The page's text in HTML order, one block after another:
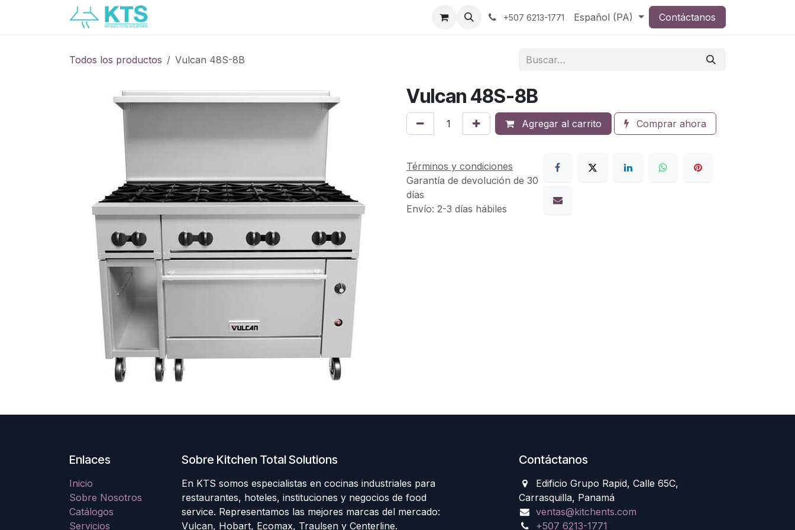
+507 6213-1771 Español (PA) Contáctanos
Todos los productos Vulcan 48S-8B
Vulcan 48S-8B
Agregar al carrito Comprar ahora
Términos y condiciones
Garantía de devolución de 30
días
Envío: 2-3 días hábiles
Enlaces
Inicio
Sobre Nosotros
Catálogos
Servicios
Sobre Kitchen Total Solutions
En KTS somos especialistas en cocinas industriales para
restaurantes, hoteles, instituciones y negocios de food
service. Representamos las mejores marcas del mercado:
Vulcan, Hobart, Ecomax, Traulsen y Centerline.
Contáctanos
Edificio Grupo Rapid, Calle 65C,
Carrasquilla, Panamá
ventas@kitchents.com
+507 6213-1771